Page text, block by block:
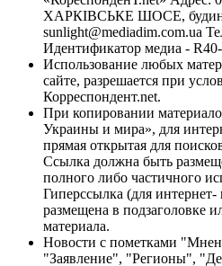
ХАРКІВСЬКЕ ШОСЕ,
sunlight@mediadim.com.ua
Идентификатор медиа -
Использование любых
сайте, разрешается при
Корреспондент.net.
При копировании
Украины и мира», для
прямая открытая для
Ссылка должна быть
полного либо частичного
Гиперссылка (для
размещена в подзаголовке
материала.
Новости с пометками
"Заявление", "Регионы",